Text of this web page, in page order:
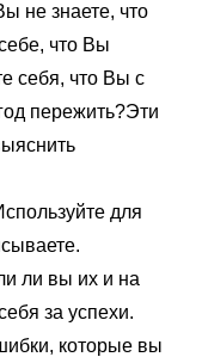
не знаете, что
что Вы
себя, что Вы с
пережить?Эти
для
ли вы их и на
за успехи.
которые вы